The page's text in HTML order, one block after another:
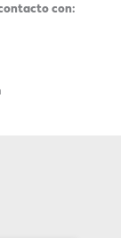
con: